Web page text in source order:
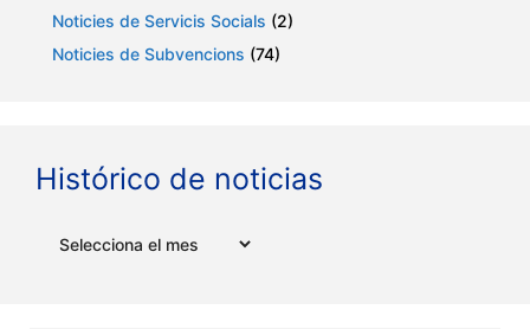
Noticies de Servicis Socials (2)
Noticies de Subvencions (74)
Histórico de noticias